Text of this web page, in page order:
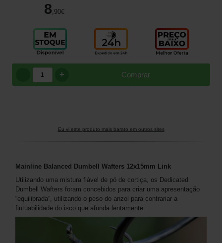
8 ,90€
Comprar
+
Eu vi este produto mais barato em outros sites
Mainline Balanced Dumbell Wafters 12x15mm Link
Utilizando uma mistura fiável de pó de cortiça, os Dedicated
Dumbell Wafters foram concebidos para criar uma apresentação
“equilibrada”, utilizando o peso do anzol para contrariar a
flutuabilidade do isco que afunda lentamente.